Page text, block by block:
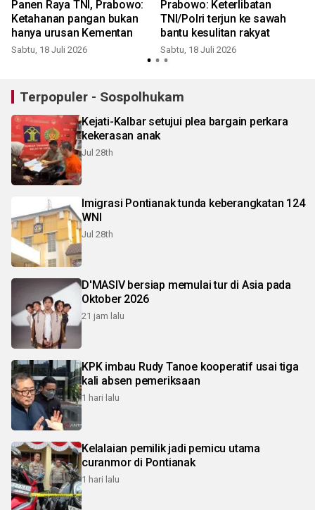
Panen Raya TNI, Prabowo:
Ketahanan pangan bukan
hanya urusan Kementan
Sabtu, 18 Juli 2026
Prabowo: Keterlibatan
TNI/Polri terjun ke sawah
bantu kesulitan rakyat
Sabtu, 18 Juli 2026
Terpopuler - Sospolhukam
Kejati-Kalbar setujui plea bargain perkara
kekerasan anak
Jul 28th
Imigrasi Pontianak tunda keberangkatan 124
WNI
Jul 28th
D'MASIV bersiap memulai tur di Asia pada
Oktober 2026
21 jam lalu
KPK imbau Rudy Tanoe kooperatif usai tiga
kali absen pemeriksaan
1 hari lalu
Kelalaian pemilik jadi pemicu utama
curanmor di Pontianak
1 hari lalu